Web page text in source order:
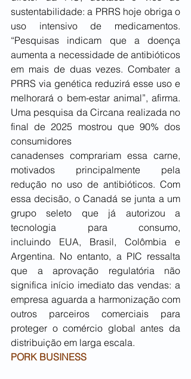
sustentabilidade: a PRRS hoje obriga o
uso intensivo de medicamentos.
“Pesquisas indicam que a doença
aumenta a necessidade de antibióticos
em mais de duas vezes. Combater a
PRRS via genética reduzirá esse uso e
melhorará o bem-estar animal”, afirma.
Uma pesquisa da Circana realizada no
final de 2025 mostrou que 90% dos
consumidores
canadenses comprariam essa carne,
motivados principalmente pela
redução no uso de antibióticos. Com
essa decisão, o Canadá se junta a um
grupo seleto que já autorizou a
tecnologia para consumo,
incluindo EUA, Brasil, Colômbia e
Argentina. No entanto, a PIC ressalta
que a aprovação regulatória não
significa início imediato das vendas: a
empresa aguarda a harmonização com
outros parceiros comerciais para
proteger o comércio global antes da
distribuição em larga escala.
PORK BUSINESS